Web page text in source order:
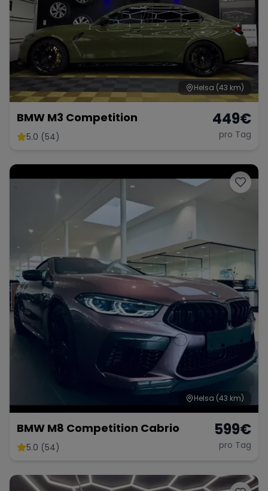
Helsa (43 km)
BMW M3 Competition
5.0 (54)
449€
pro Tag
Helsa (43 km)
BMW M8 Competition Cabrio
5.0 (54)
599€
pro Tag